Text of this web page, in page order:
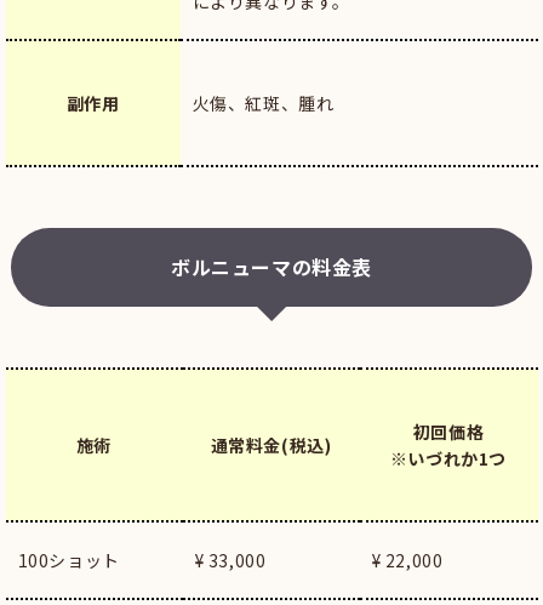
副作用 火傷、紅斑、腫れ
ボルニューマの料金表
施術 通常料金(税込)
初回価格
※いづれか1つ
100ショット ¥ 33,000 ¥ 22,000